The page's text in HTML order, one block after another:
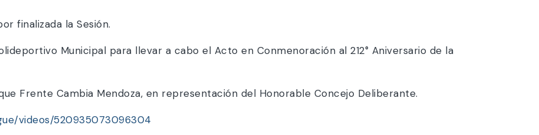
finalizada la Sesión.
Municipal para llevar a cabo el Acto en Conmenoración al 212° Aniversario de la
Frente Cambia Mendoza, en representación del Honorable Concejo Deliberante.
videos/520935073096304